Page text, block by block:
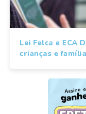
Lei Felca e ECA
crianças e